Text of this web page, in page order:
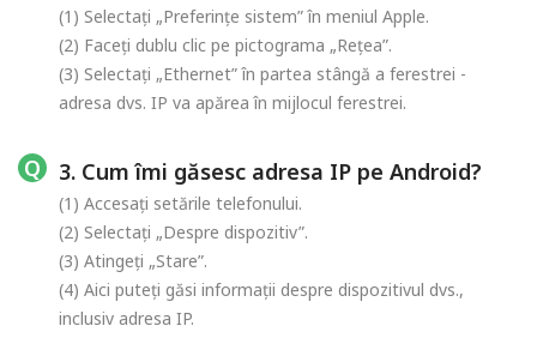
(1) Selectați „Preferințe sistem” în meniul Apple.
(2) Faceți dublu clic pe pictograma „Rețea”.
(3) Selectați „Ethernet” în partea stângă a ferestrei -
adresa dvs. IP va apărea în mijlocul ferestrei.
3. Cum îmi găsesc adresa IP pe Android?
(1) Accesați setările telefonului.
(2) Selectați „Despre dispozitiv”.
(3) Atingeți „Stare”.
(4) Aici puteți găsi informații despre dispozitivul dvs.,
inclusiv adresa IP.